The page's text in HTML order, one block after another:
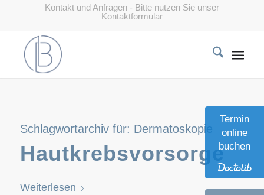
Kontakt und Anfragen - Bitte nutzen Sie unser
Kontaktformular
Schlagwortarchiv für: Dermatoskopie
Hautkrebsvorsorge
Weiterlesen
Termin
online
buchen